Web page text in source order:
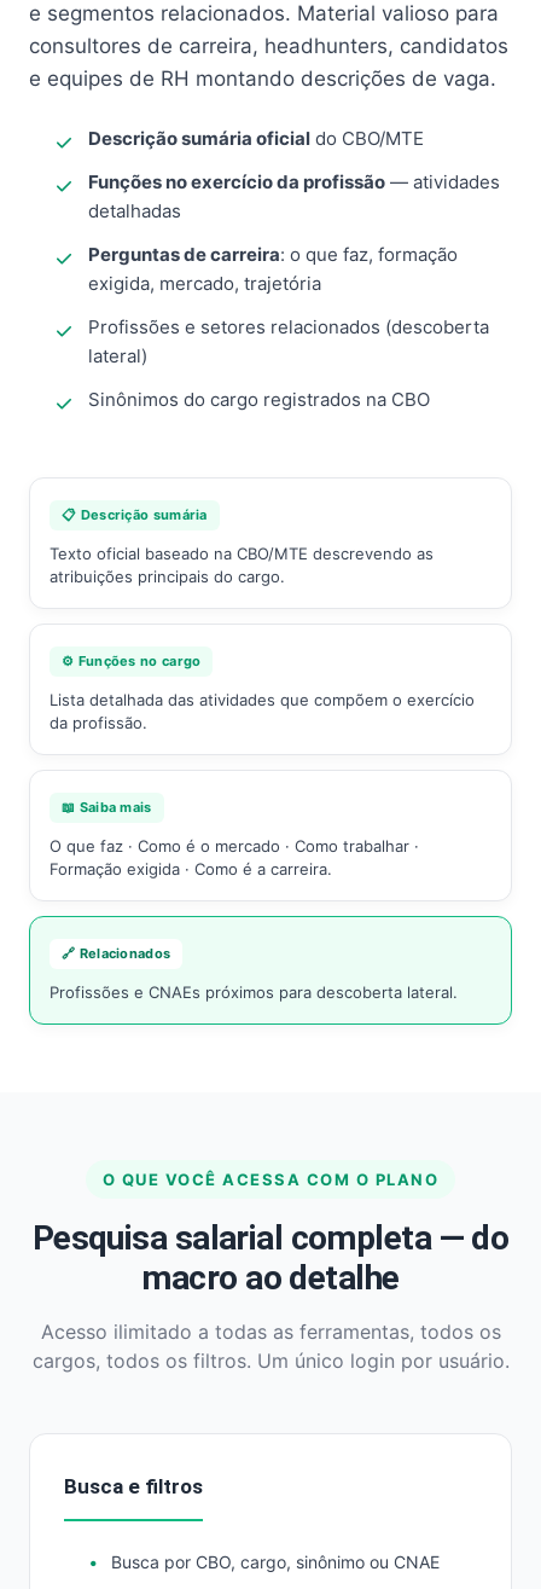
e segmentos relacionados. Material valioso para
consultores de carreira, headhunters, candidatos
e equipes de RH montando descrições de vaga.
Descrição sumária oficial do CBO/MTE
Funções no exercício da profissão — atividades
detalhadas
Perguntas de carreira: o que faz, formação
exigida, mercado, trajetória
Profissões e setores relacionados (descoberta
lateral)
Sinônimos do cargo registrados na CBO
📋 Descrição sumária
Texto oficial baseado na CBO/MTE descrevendo as
atribuições principais do cargo.
⚙️ Funções no cargo
Lista detalhada das atividades que compõem o exercício
da profissão.
📖 Saiba mais
O que faz · Como é o mercado · Como trabalhar ·
Formação exigida · Como é a carreira.
🔗 Relacionados
Profissões e CNAEs próximos para descoberta lateral.
O QUE VOCÊ ACESSA COM O PLANO
Pesquisa salarial completa — do
macro ao detalhe
Acesso ilimitado a todas as ferramentas, todos os
cargos, todos os filtros. Um único login por usuário.
Busca e filtros
Busca por CBO, cargo, sinônimo ou CNAE